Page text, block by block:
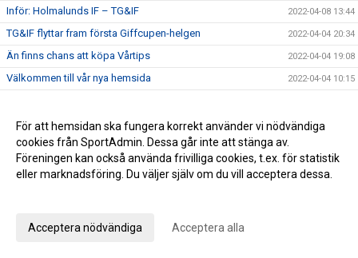
Inför: Holmalunds IF – TG&IF 2022-04-08 13:44
TG&IF flyttar fram första Giffcupen-helgen 2022-04-04 20:34
Än finns chans att köpa Vårtips 2022-04-04 19:08
Välkommen till vår nya hemsida 2022-04-04 10:15
Bra årspremiär av juniorlaget mot Folkabo 2022-03-24 16:48
INFO Nya huvudentrèn 2022-03-24 12:27
Entrèn 2022-03-15 08:41
Inför: TG&IF – Vänersborgs FK (träningsmatch)
För att hemsidan ska fungera korrekt använder vi nödvändiga
cookies från SportAdmin. Dessa går inte att stänga av.
Föreningen kan också använda frivilliga cookies, t.ex. för statistik
eller marknadsföring. Du väljer själv om du vill acceptera dessa.
Acceptera nödvändiga Acceptera alla